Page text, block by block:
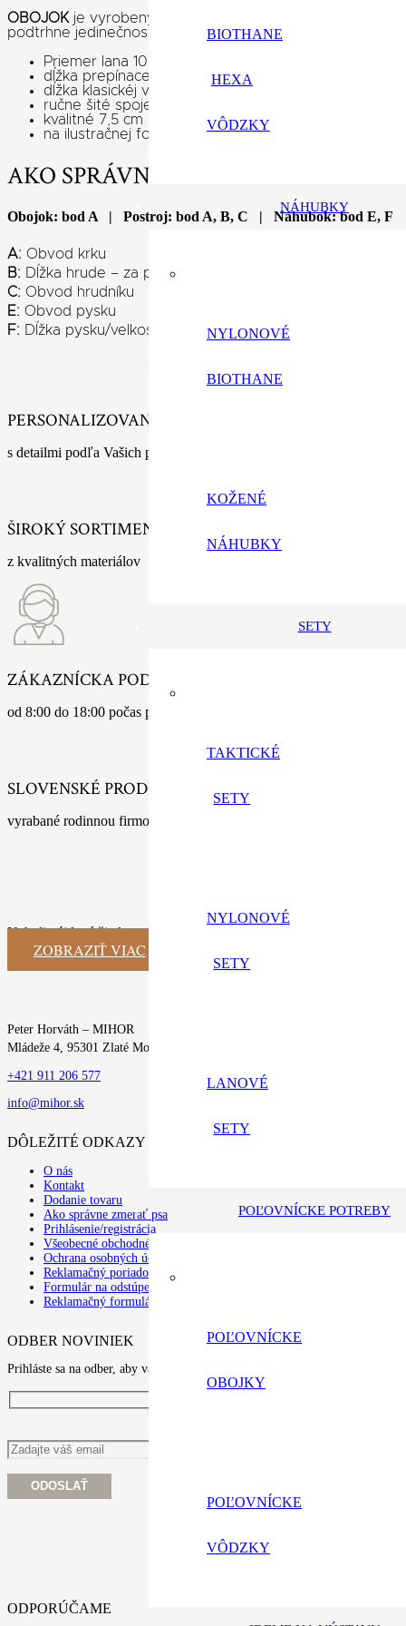
BIOTHANE
HEXA
VÔDZKY
NÁHUBKY
NYLONOVÉ
BIOTHANE
KOŽENÉ
NÁHUBKY
SETY
TAKTICKÉ
SETY
NYLONOVÉ
SETY
LANOVÉ
SETY
POĽOVNÍCKE POTREBY
POĽOVNÍCKE
OBOJKY
POĽOVNÍCKE
VÔDZKY
OBOJOK je vyrobený kombináciou horolezeckého lana a
podtrhne jedinečnosť setu s vôdzkou
Priemer lana 10 mm
dĺžka prepínacej vôdzky 240 cm
dĺžka klasickéj vôdzky 150 cm
ručne šité spoje pod omotávkou
kvalitné 7,5 cm karabíny s nosnosťou 200 kg
na ilustračnej fotke produktu je zobrazená prepínacia
AKO SPRÁVNE ZMERAŤ PSA?
Obojok: bod A | Postroj: bod A, B, C | Náhubok: bod E, F
A: Obvod krku
B: Dĺžka hrude – za prednými nohami nechať medzeru 5cm
C: Obvod hrudníku
E: Obvod pysku
F: Dĺžka pysku/velkosť pysku
PERSONALIZOVANÉ VÝROBKY
s detailmi podľa Vašich predstáv
ŠIROKÝ SORTIMENT
z kvalitných materiálov
ZÁKAZNÍCKA PODPORA
od 8:00 do 18:00 počas pracovných dní
SLOVENSKÉ PRODUKTY
vyrabané rodinnou firmou s tradíciou
Neboli nájdené žiadne výsledky.
ZOBRAZIŤ VIAC
Peter Horváth – MIHOR
Mládeže 4, 95301 Zlaté Moravce
+421 911 206 577
info@mihor.sk
DÔLEŽITÉ ODKAZY
O nás
Kontakt
Dodanie tovaru
Ako správne zmerať psa
Prihlásenie/registrácia
Všeobecné obchodné podmienky
Ochrana osobných údajov a poučenie o cookies
Reklamačný poriadok
Formulár na odstúpenie od zmluvy
Reklamačný formulár
ODBER NOVINIEK
Prihláste sa na odber, aby vám nić neuniklo
ODPORÚČAME